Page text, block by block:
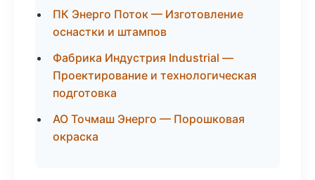
ПК Энерго Поток — Изготовление
оснастки и штампов
Фабрика Индустрия Industrial —
Проектирование и технологическая
подготовка
АО Точмаш Энерго — Порошковая
окраска